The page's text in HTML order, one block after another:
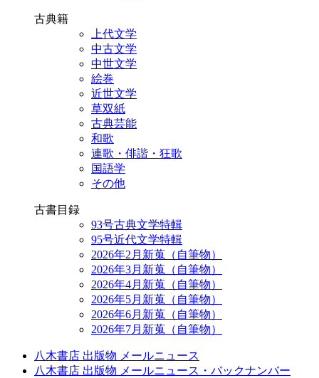
古典籍
上代文学
中古文学
中世文学
絵巻
近世文学
草双紙
古典芸能
和歌
連歌・俳諧・狂歌
国語学
その他
古書目録
93号古典文学特輯
95号近代文学特輯
2026年2月新蒐（自筆物）
2026年3月新蒐（自筆物）
2026年4月新蒐（自筆物）
2026年5月新蒐（自筆物）
2026年6月新蒐（自筆物）
2026年7月新蒐（自筆物）
八木書店 出版物 メールニュース
八木書店 出版物 メールニュース・バックナンバー